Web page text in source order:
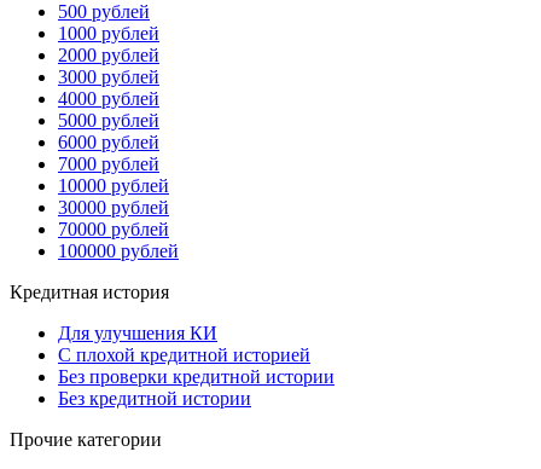
500 рублей
1000 рублей
2000 рублей
3000 рублей
4000 рублей
5000 рублей
6000 рублей
7000 рублей
10000 рублей
30000 рублей
70000 рублей
100000 рублей
Кредитная история
Для улучшения КИ
С плохой кредитной историей
Без проверки кредитной истории
Без кредитной истории
Прочие категории